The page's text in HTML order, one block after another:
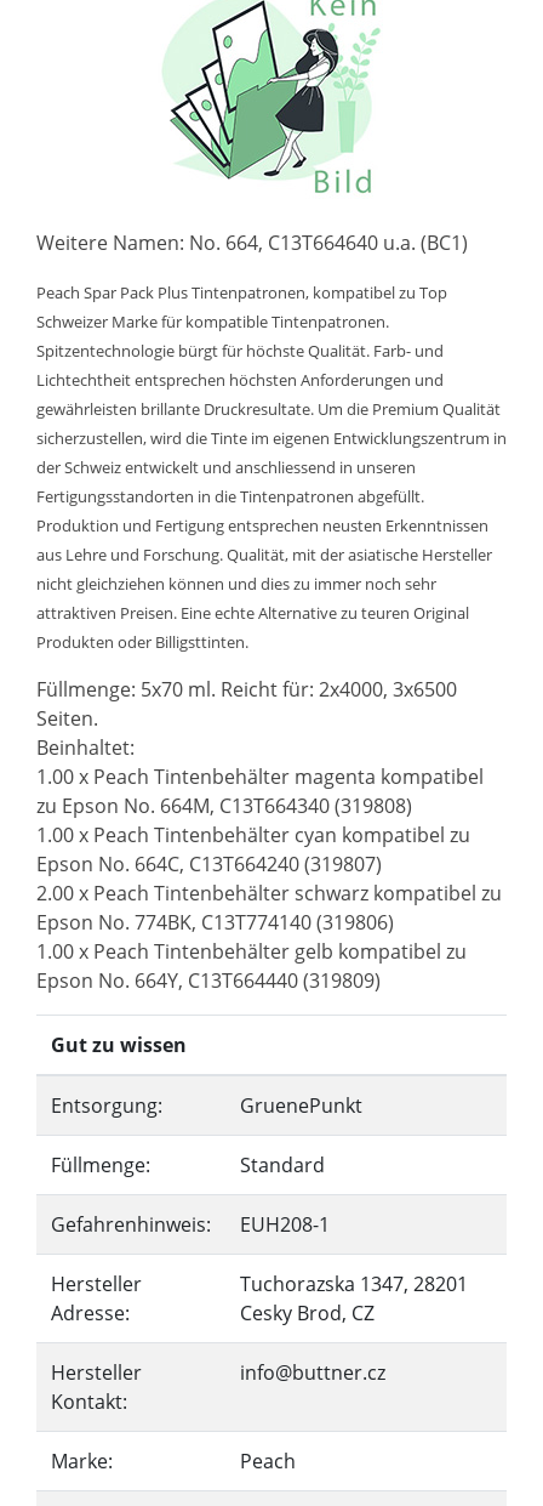
Weitere Namen: No. 664, C13T664640 u.a. (BC1)
Peach Spar Pack Plus Tintenpatronen, kompatibel zu Top
Schweizer Marke für kompatible Tintenpatronen.
Spitzentechnologie bürgt für höchste Qualität. Farb- und
Lichtechtheit entsprechen höchsten Anforderungen und
gewährleisten brillante Druckresultate. Um die Premium Qualität
sicherzustellen, wird die Tinte im eigenen Entwicklungszentrum in
der Schweiz entwickelt und anschliessend in unseren
Fertigungsstandorten in die Tintenpatronen abgefüllt.
Produktion und Fertigung entsprechen neusten Erkenntnissen
aus Lehre und Forschung. Qualität, mit der asiatische Hersteller
nicht gleichziehen können und dies zu immer noch sehr
attraktiven Preisen. Eine echte Alternative zu teuren Original
Produkten oder Billigsttinten.
Füllmenge: 5x70 ml. Reicht für: 2x4000, 3x6500
Seiten.
Beinhaltet:
1.00 x Peach Tintenbehälter magenta kompatibel
zu Epson No. 664M, C13T664340 (319808)
1.00 x Peach Tintenbehälter cyan kompatibel zu
Epson No. 664C, C13T664240 (319807)
2.00 x Peach Tintenbehälter schwarz kompatibel zu
Epson No. 774BK, C13T774140 (319806)
1.00 x Peach Tintenbehälter gelb kompatibel zu
Epson No. 664Y, C13T664440 (319809)
Gut zu wissen
Entsorgung: GruenePunkt
Füllmenge: Standard
Gefahrenhinweis: EUH208-1
Hersteller
Adresse:
Tuchorazska 1347, 28201
Cesky Brod, CZ
Hersteller
Kontakt:
info@buttner.cz
Marke: Peach